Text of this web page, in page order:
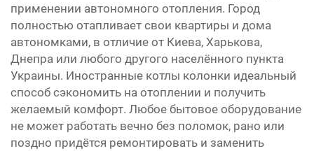
применении автономного отопления. Город
полностью отапливает свои квартиры и дома
автономками, в отличие от Киева, Харькова,
Днепра или любого другого населённого пункта
Украины. Иностранные котлы колонки идеальный
способ сэкономить на отоплении и получить
желаемый комфорт. Любое бытовое оборудование
не может работать вечно без поломок, рано или
поздно придётся ремонтировать и заменить